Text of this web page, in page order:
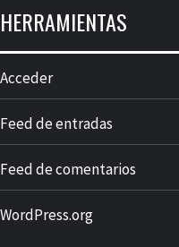
HERRAMIENTAS
Acceder
Feed de entradas
Feed de comentarios
WordPress.org